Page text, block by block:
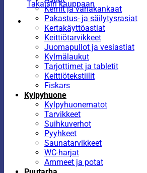
Takaisin kauppaan
Kernit ja vahakankaat
Pakastus- ja säilytysrasiat
Kertakäyttöastiat
Keittiötarvikkeet
Juomapullot ja vesiastiat
Kylmälaukut
Tarjottimet ja tabletit
Keittiötekstiilit
Fiskars
Kylpyhuone
Kylpyhuonematot
Tarvikkeet
Suihkuverhot
Pyyhkeet
Saunatarvikkeet
WC-harjat
Ammeet ja potat